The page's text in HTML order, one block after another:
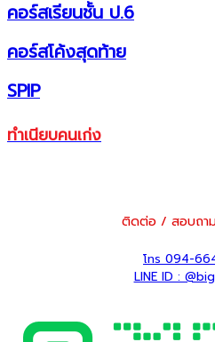
คอร์สเรียนชั้น ป.6
คอร์สโค้งสุดท้าย
SPIP
ทำเนียบคนเก่ง
ติดต่อ / สอบถาม
โทร 094-
LINE ID :